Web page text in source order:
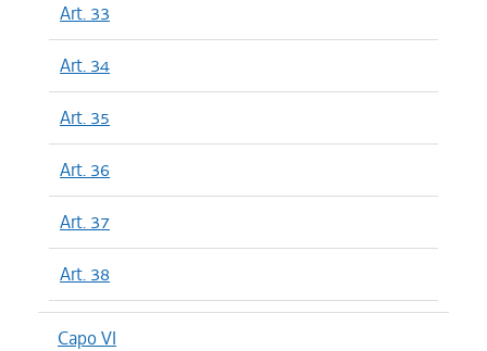
Art. 33
Art. 34
Art. 35
Art. 36
Art. 37
Art. 38
Capo VI